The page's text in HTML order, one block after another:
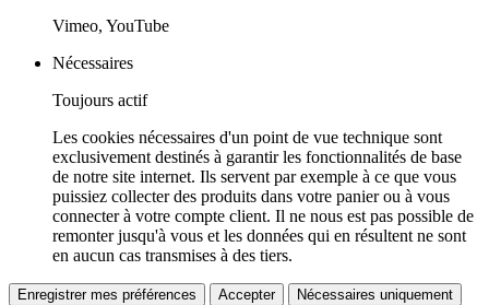
Vimeo, YouTube
Nécessaires
Toujours actif
Les cookies nécessaires d'un point de vue technique sont
exclusivement destinés à garantir les fonctionnalités de base
de notre site internet. Ils servent par exemple à ce que vous
puissiez collecter des produits dans votre panier ou à vous
connecter à votre compte client. Il ne nous est pas possible de
remonter jusqu'à vous et les données qui en résultent ne sont
en aucun cas transmises à des tiers.
Enregistrer mes préférences Accepter Nécessaires uniquement